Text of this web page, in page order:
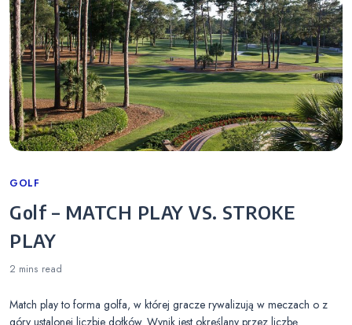
Categories
GOLF
Golf – MATCH PLAY VS. STROKE
PLAY
2 mins read
Match play to forma golfa, w której gracze rywalizują w meczach o z
góry ustalonej liczbie dołków. Wynik jest określany przez liczbę